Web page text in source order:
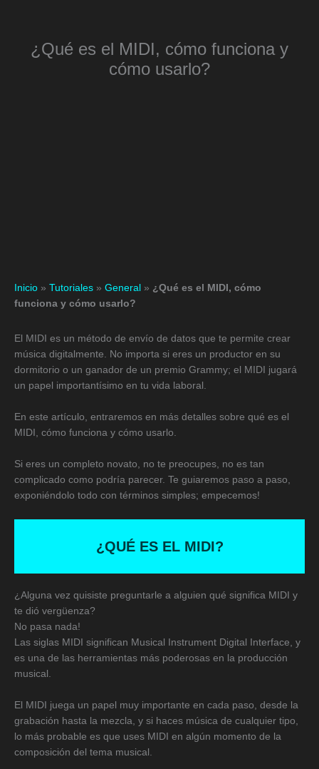
¿Qué es el MIDI, cómo funciona y
cómo usarlo?
Inicio » Tutoriales » General » ¿Qué es el MIDI, cómo
funciona y cómo usarlo?
El MIDI es un método de envío de datos que te permite crear
música digitalmente. No importa si eres un productor en su
dormitorio o un ganador de un premio Grammy; el MIDI jugará
un papel importantísimo en tu vida laboral.
En este artículo, entraremos en más detalles sobre qué es el
MIDI, cómo funciona y cómo usarlo.
Si eres un completo novato, no te preocupes, no es tan
complicado como podría parecer. Te guiaremos paso a paso,
exponiéndolo todo con términos simples; empecemos!
¿QUÉ ES EL MIDI?
¿Alguna vez quisiste preguntarle a alguien qué significa MIDI y
te dió vergüenza?
No pasa nada!
Las siglas MIDI significan Musical Instrument Digital Interface, y
es una de las herramientas más poderosas en la producción
musical.
El MIDI juega un papel muy importante en cada paso, desde la
grabación hasta la mezcla, y si haces música de cualquier tipo,
lo más probable es que uses MIDI en algún momento de la
composición del tema musical.